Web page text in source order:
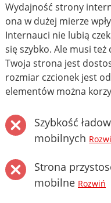
Wydajność strony
ona w dużej mierze
Internauci nie lubią
się szybko. Ale musi
Twoja strona jest
rozmiar czcionek jest
elementów można
Szybkość
mobilnych
Strona
mobilne Rozwiń